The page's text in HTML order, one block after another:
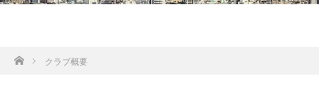
ホームクラブ概要